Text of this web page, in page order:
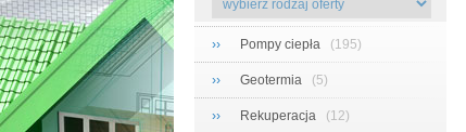
›› Pompy ciepła (195)
›› Geotermia (5)
›› Rekuperacja (12)